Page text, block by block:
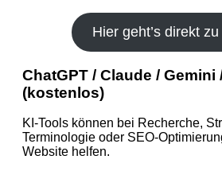
Hier geht’s direkt
ChatGPT / Claude / Gemini
(kostenlos)
KI‑Tools können bei Recherche,
Terminologie oder
Website helfen.